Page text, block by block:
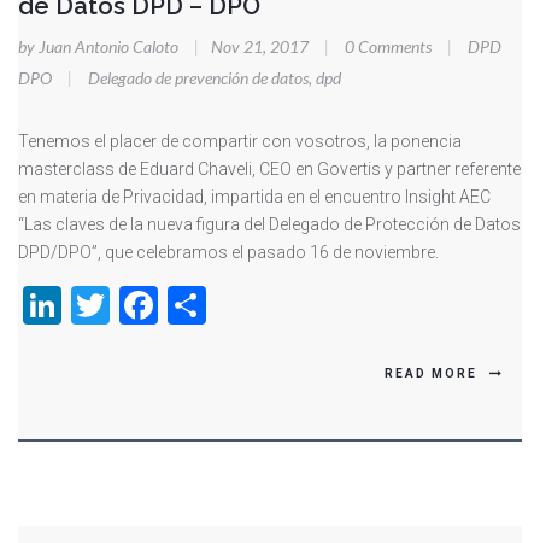
de Datos DPD – DPO
by Juan Antonio Caloto | Nov 21, 2017 | 0 Comments |
DPD
DPO
| Delegado de prevención de datos, dpd
Tenemos el placer de compartir con vosotros, la ponencia
masterclass de Eduard Chaveli, CEO en Govertis y partner referente
en materia de Privacidad, impartida en el encuentro Insight AEC
“Las claves de la nueva figura del Delegado de Protección de Datos
DPD/DPO”, que celebramos el pasado 16 de noviembre.
LinkedIn
TwitterFacebook
READ MORE